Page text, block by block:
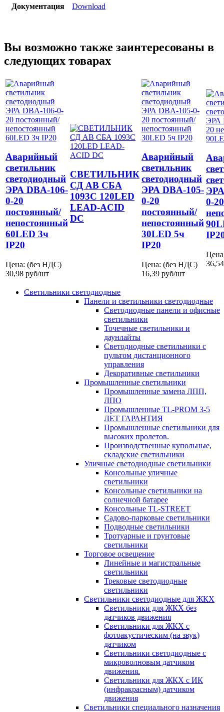
Документация
Download
Вы возможно также заинтересованы в
следующих товарах
Аварийный
светильник
светодиодный
ЭРА DBA-106-
0-20
постоянный/
непостоянный
60LED 3ч
IP20
Цена: (без НДС)
30,98 руб/шт
СВЕТИЛЬНИК
СД АВ СБА
1093С 120LED
LEAD-ACID
DC
Аварийный
светильник
светодиодный
ЭРА DBA-105-
0-20
постоянный/
непостоянный
30LED 5ч
IP20
Цена: (без НДС)
16,39 руб/шт
0-20
36,54
Светильники светодиодные
Панели и светильники светодиодные
Светодиодные панели и офисные
светильники
Точечные светильники и
даунлайты
Светодиодные светильники с
пультом дистанционного
управления
Декоративные светильники
Промышленные светильники
Промышленные замена ЛПП,
ЛПО
Промышленные TL-PROM 3-5
ЛЕТ ГАРАНТИЯ
Промышленные светильники для
высоких пролетов.
Производственные купольные,
складские светильники
Уличные светодиодные светильники
Консольные уличные
светильники
Консольные светильники на
солнечной батарее
Консольные TL-STREET
Садово-парковые светильники
Подводные светильники
Тротуарные и грунтовые
светильники
Торговое освещение
Линейные и магистральные
светильники
Трековые светодиодные
светильники
Светильники светодиодные для ЖКХ
Светильники для ЖКХ без
датчиков движения
Светильники для ЖКХ с
фотоакустическим (на звук)
датчиком
Светильники светодиодные с
микроволновым датчиком
движения.
Светильники для ЖКХ с ИК
(инфракрасным) датчиком
движения
Светильники специального назначения